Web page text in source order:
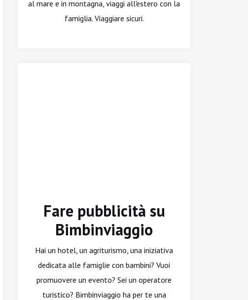
al mare e in montagna, viaggi all'estero con la
famiglia. Viaggiare sicuri.
Fare pubblicità su
Bimbinviaggio
Hai un hotel, un agriturismo, una iniziativa
dedicata alle famiglie con bambini? Vuoi
promuovere un evento? Sei un operatore
turistico? Bimbinviaggio ha per te una